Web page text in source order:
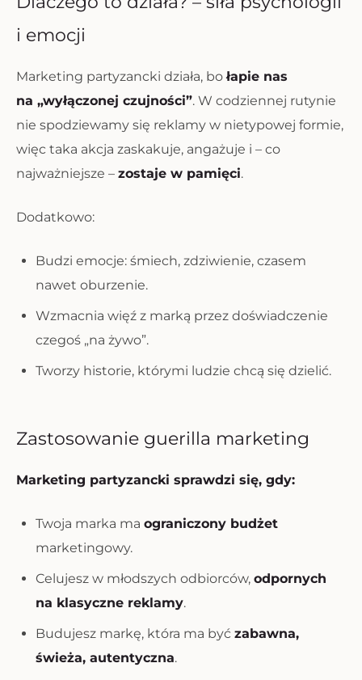
i emocji
Marketing partyzancki działa, bołapie nas
na „wyłączonej czujności”. W codziennej rutynie
nie spodziewamy się reklamy w nietypowej formie,
więc taka akcja zaskakuje, angażuje i – co
najważniejsze – zostaje w pamięci.
Dodatkowo:
Budzi emocje: śmiech, zdziwienie, czasem
nawet oburzenie.
Wzmacnia więź z marką przez doświadczenie
czegoś „na żywo”.
Tworzy historie, którymi ludzie chcą się dzielić.
Zastosowanie guerilla marketing
Marketing partyzancki sprawdzi się, gdy:
Twoja marka ma ograniczony budżet
marketingowy.
Celujesz w młodszych odbiorców, odpornych
na klasyczne reklamy.
Budujesz markę, która ma być zabawna,
świeża, autentyczna.